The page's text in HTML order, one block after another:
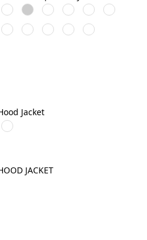
Bottle
Green
Heather
Grey
Asphalt
Dark
Cherry
Navy
Blue
Radiant
Purple
Magenta
Pink
Yellow
Fizz
Soft
Rose
Nordic
Blue
Aqua
Green
Classic
Red
JACKET